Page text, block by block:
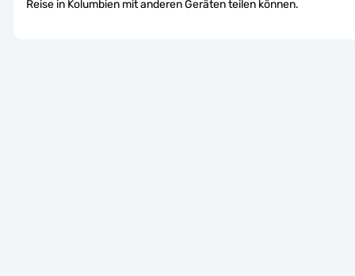
Reise in Kolumbien mit anderen Geräten teilen können.